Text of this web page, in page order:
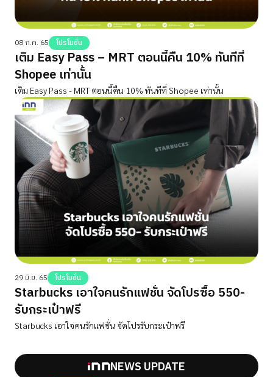
08 ก.ค. 65 โปรโมชั่น
เติม Easy Pass – MRT ตอนนี้คืน 10% ทันทีที่
Shopee เท่านั้น
เติม Easy Pass - MRT ตอนนี้คืน 10% ทันทีที่ Shopee เท่านั้น
29 มิ.ย. 65 โปรโมชั่น
Starbucks เอาใจคนรักแฟชั่น จัดโปรซื้อ 550-
รับกระเป๋าฟรี
Starbucks เอาใจคนรักแฟชั่น จัดโปรรับกระเป๋าฟรี
NEWS UPDATE